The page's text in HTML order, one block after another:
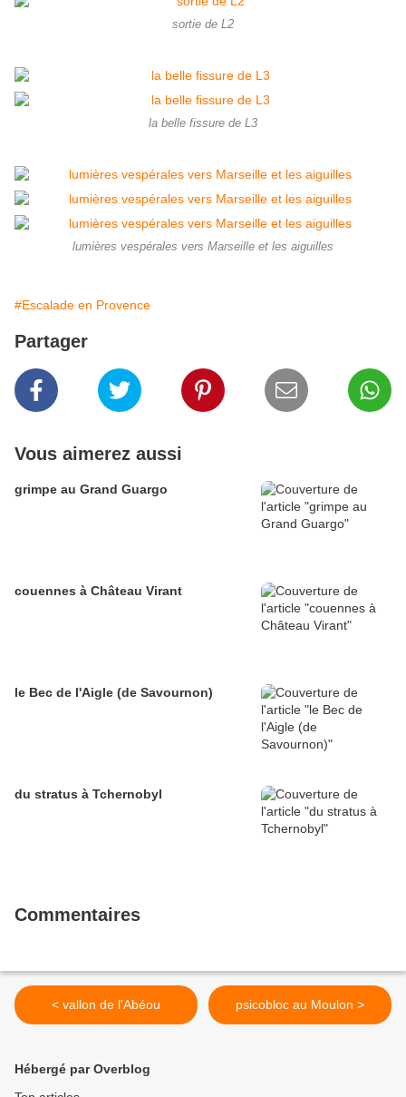
sortie de L2
la belle fissure de L3
lumières vespérales vers Marseille et les aiguilles
#Escalade en Provence
Partager
Vous aimerez aussi
grimpe au Grand Guargo
couennes à Château Virant
le Bec de l'Aigle (de Savournon)
du stratus à Tchernobyl
Commentaires
< vallon de l'Abéou psicobloc au Moulon >
Hébergé par Overblog